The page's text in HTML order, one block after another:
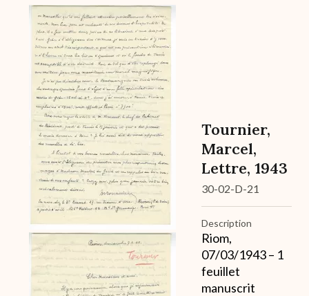
Archive
Tournier,
Marcel,
Lettre, 1943
30-02-D-21
Description
Riom,
07/03/1943 – 1
feuillet
manuscrit